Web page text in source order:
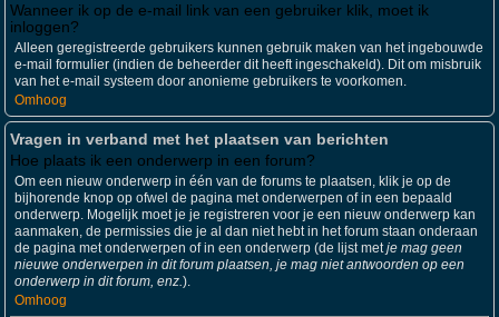
Wanneer ik op de e-mail link van een gebruiker klik, moet ik
inloggen?
Alleen geregistreerde gebruikers kunnen gebruik maken van het ingebouwde
e-mail formulier (indien de beheerder dit heeft ingeschakeld). Dit om misbruik
van het e-mail systeem door anonieme gebruikers te voorkomen.
Omhoog
Vragen in verband met het plaatsen van berichten
Hoe plaats ik een onderwerp in een forum?
Om een nieuw onderwerp in één van de forums te plaatsen, klik je op de
bijhorende knop op ofwel de pagina met onderwerpen of in een bepaald
onderwerp. Mogelijk moet je je registreren voor je een nieuw onderwerp kan
aanmaken, de permissies die je al dan niet hebt in het forum staan onderaan
de pagina met onderwerpen of in een onderwerp (de lijst metje mag geen
nieuwe onderwerpen in dit forum plaatsen, je mag niet antwoorden op een
onderwerp in dit forum, enz.).
Omhoog